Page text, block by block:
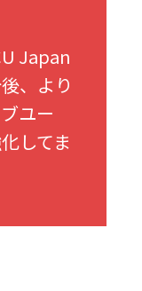
Japan
、より
ユー
してま